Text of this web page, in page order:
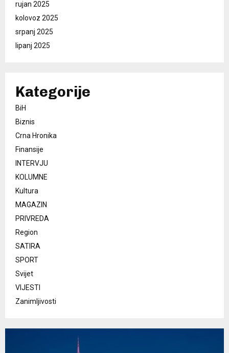
rujan 2025
kolovoz 2025
srpanj 2025
lipanj 2025
Kategorije
BiH
Biznis
Crna Hronika
Finansije
INTERVJU
KOLUMNE
Kultura
MAGAZIN
PRIVREDA
Region
SATIRA
SPORT
Svijet
VIJESTI
Zanimljivosti